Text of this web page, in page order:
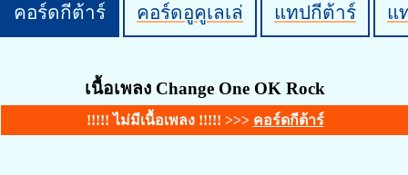
คอร์ดกีต้าร์ คอร์ดอูคูเลเล่ แทปกีต้าร์ แ
เนื้อเพลง Change One OK Rock
!!!!! ไม่มีเนื้อเพลง !!!!! >>> คอร์ดกีต้าร์